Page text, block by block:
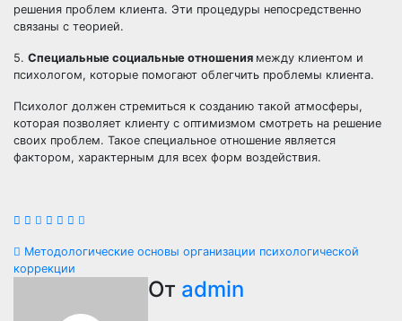
решения проблем клиента. Эти процедуры непосредственно
связаны с теорией.
5. Специальные социальные отношения между клиентом и
психологом, которые помогают облегчить проблемы клиента.
Психолог должен стремиться к созданию такой атмосферы,
которая позволяет клиенту с оптимизмом смотреть на решение
своих проблем. Такое специальное отношение является
фактором, характерным для всех форм воздействия.
Навигация
Методологические основы организации психологической
коррекции
От admin